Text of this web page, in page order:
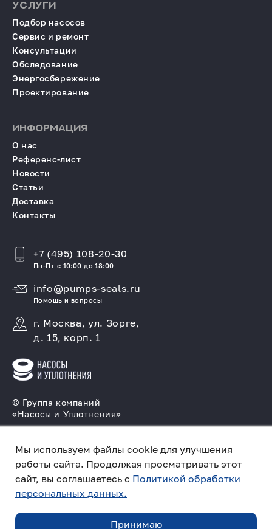
Мы используем файлы cookie для улучшения
работы сайта. Продолжая просматривать этот
сайт, вы соглашаетесь с Политикой обработки
персональных данных.
Принимаю
© Группа компаний
«Насосы и Уплотнения»
торцовых уплотнений
Политика конфиденциальности
Создано в компании
продвигать и продавать
УСЛУГИ
Подбор насосов
Сервис и ремонт
Консультации
Обследование
Энергосбережение
Проектирование
ИНФОРМАЦИЯ
О нас
Референс-лист
Новости
Статьи
Доставка
Контакты
+7 (495) 108-20-30
Пн-Пт с 10:00 до 18:00
info@pumps-seals.ru
Помощь и вопросы
г. Москва, ул. Зорге,
д. 15, корп. 1